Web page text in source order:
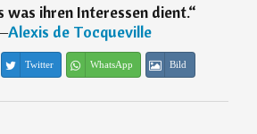
was ihren Interessen dient.“
Alexis de Tocqueville
Twitter WhatsApp Bild